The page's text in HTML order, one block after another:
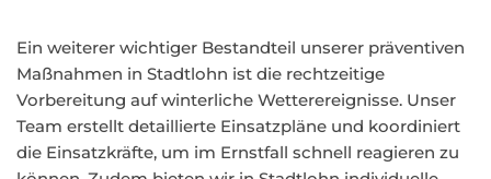
Ein weiterer wichtiger Bestandteil unserer präventiven
Maßnahmen in Stadtlohn ist die rechtzeitige
Vorbereitung auf winterliche Wetterereignisse. Unser
Team erstellt detaillierte Einsatzpläne und koordiniert
die Einsatzkräfte, um im Ernstfall schnell reagieren zu